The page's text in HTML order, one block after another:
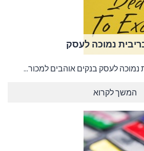
נמוכה לעסק
נמוכה לעסק בנקים אוהבים למכור...
המשך לקרוא